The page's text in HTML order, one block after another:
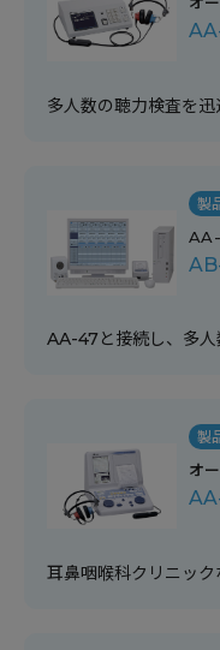
多人数の聴力検査を迅
製
AA-47と接続し、多
製
オ
耳鼻咽喉科クリニッ